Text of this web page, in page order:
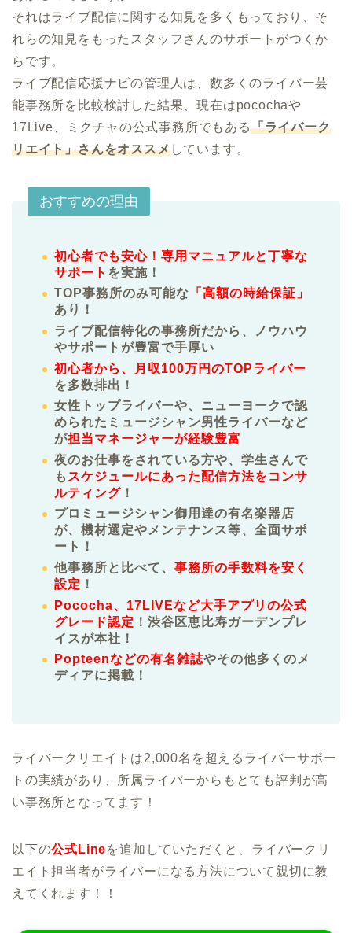
それはライブ配信に関する知見を多くもっており、そ
れらの知見をもったスタッフさんのサポートがつくか
らです。
ライブ配信応援ナビの管理人は、数多くのライバー芸
能事務所を比較検討した結果、現在はpocochaや
17Live、ミクチャの公式事務所でもある「ライバーク
リエイト」さんをオススメしています。
おすすめの理由
初心者でも安心！専用マニュアルと丁寧な
サポート を実施！
TOP事務所のみ可能な 「高額の時給保証」
あり！
ライブ配信特化の事務所だから、ノウハウ
やサポートが豊富で手厚い
初心者から、月収100万円のTOPライバー
を多数排出！
女性トップライバーや、ニューヨークで認
められたミュージシャン男性ライバーなど
が担当マネージャーが経験豊富
夜のお仕事をされている方や、学生さんで
も スケジュールにあった配信方法をコンサ
ルティング ！
プロミュージシャン御用達の有名楽器店
が、機材選定やメンテナンス等、全面サポ
ート！
他事務所と比べて、 事務所の手数料を安く
設定 ！
Pococha、17LIVEなど大手アプリの公式
グレード認定 ！渋谷区恵比寿ガーデンプレ
イスが本社！
Popteenなどの有名雑誌やその他多くのメ
ディアに掲載！
ライバークリエイトは2,000名を超えるライバーサポー
トの実績があり、所属ライバーからもとても評判が高
い事務所となってます！
以下の公式Lineを追加していただくと、ライバークリ
エイト担当者がライバーになる方法について親切に教
えてくれます！！